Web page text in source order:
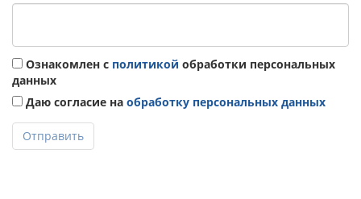
Ознакомлен с политикой обработки персональных
данных
Даю согласие на обработку персональных данных
Отправить